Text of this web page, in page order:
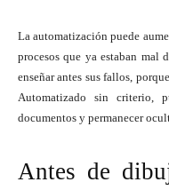
La automatización puede
procesos que ya estaban mal
enseñar antes sus fallos,
Automatizado sin criterio,
documentos y permanecer
Antes de